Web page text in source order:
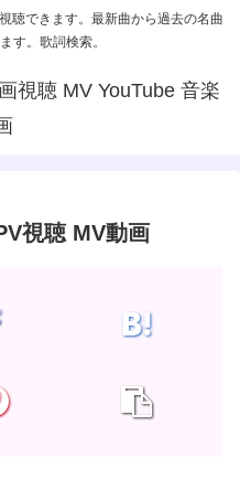
聴できます。最新曲から過去の名曲
す。歌詞検索。
視聴 MV動画